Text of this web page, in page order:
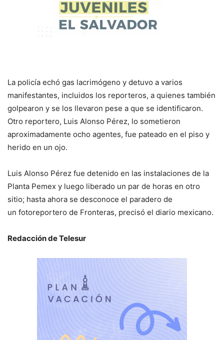
La policía echó gas lacrimógeno y detuvo a varios
manifestantes, incluidos los reporteros, a quienes también
golpearon y se los llevaron pese a que se identificaron.
Otro reportero, Luis Alonso Pérez, lo sometieron
aproximadamente ocho agentes, fue pateado en el piso y
herido en un ojo.
Luis Alonso Pérez fue detenido en las instalaciones de la
Planta Pemex y luego liberado un par de horas en otro
sitio; hasta ahora se desconoce el paradero de
un fotoreportero de Fronteras, precisó el diario mexicano.
Redacción de Telesur